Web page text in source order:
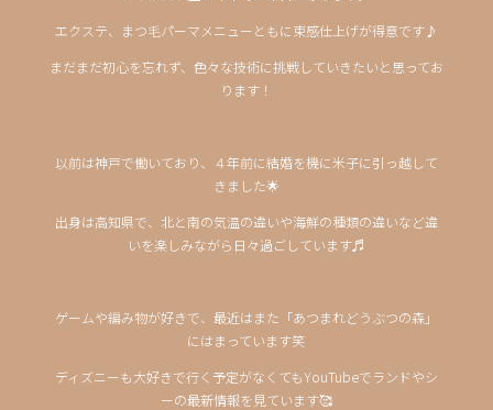
エクステ、まつ毛パーマメニューともに束感仕上げが得意です♪
まだまだ初心を忘れず、色々な技術に挑戦していきたいと思ってお
ります！
以前は神戸で働いており、４年前に結婚を機に米子に引っ越して
きました🌟
出身は高知県で、北と南の気温の違いや海鮮の種類の違いなど違
いを楽しみながら日々過ごしています♬
ゲームや編み物が好きで、最近はまた「あつまれどうぶつの森」
にはまっています笑
ディズニーも大好きで行く予定がなくてもYouTubeでランドやシ
ーの最新情報を見ています🥰